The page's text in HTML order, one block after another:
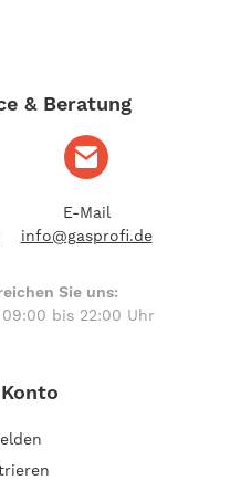
& Beratung
E-Mail
info@gasprofi.de
Sie uns:
bis 22:00 Uhr